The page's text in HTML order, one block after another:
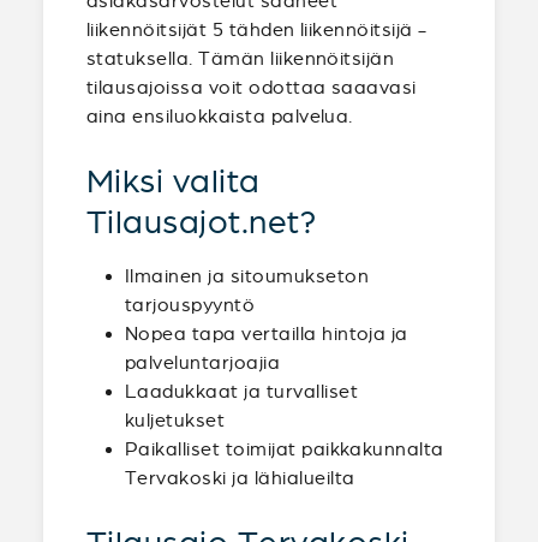
liikennöitsijät 5 tähden liikennöitsijä -
statuksella. Tämän liikennöitsijän
tilausajoissa voit odottaa saaavasi
aina ensiluokkaista palvelua.
Miksi valita
Tilausajot.net?
Ilmainen ja sitoumukseton
tarjouspyyntö
Nopea tapa vertailla hintoja ja
palveluntarjoajia
Laadukkaat ja turvalliset
kuljetukset
Paikalliset toimijat paikkakunnalta
Tervakoski ja lähialueilta